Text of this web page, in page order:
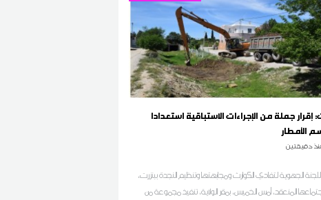
إقرار جملة من الإجراءات الاستباقية استعدادا
الأمطار
دقيقتين
الجهوية لتفادي الكوارث ومجابهتها وتنظيم النجدة ببنزرت،
المنعقد، أمس الخميس، بمقر الولاية، تنفيذ مجموعة من